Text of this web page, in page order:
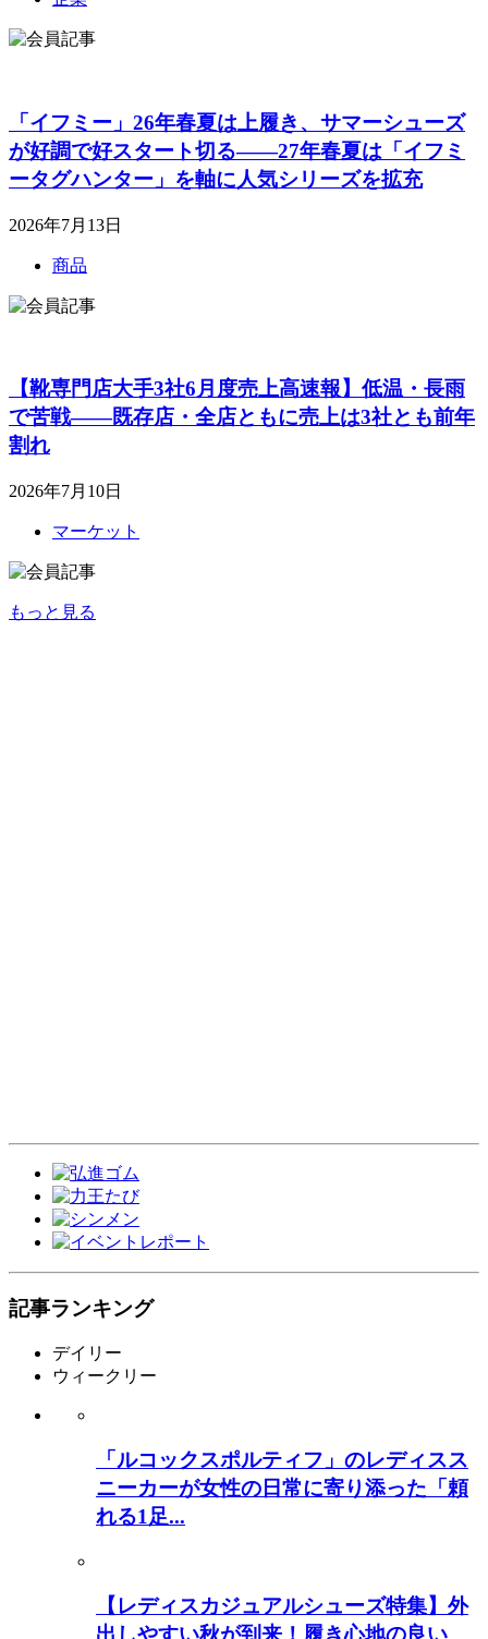
「イフミー」26年春夏は上履き、サマーシューズ
が好調で好スタート切る――27年春夏は「イフミ
ータグハンター」を軸に人気シリーズを拡充
2026年7月13日
商品
【靴専門店大手3社6月度売上高速報】低温・長雨
で苦戦――既存店・全店ともに売上は3社とも前年
割れ
2026年7月10日
マーケット
もっと見る
記事ランキング
デイリー
ウィークリー
「ルコックスポルティフ」のレディスス
ニーカーが女性の日常に寄り添った「頼
れる1足...
【レディスカジュアルシューズ特集】外
出しやすい秋が到来！履き心地の良い